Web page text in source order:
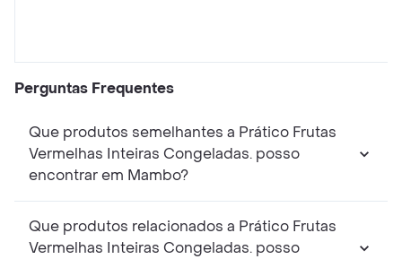
Perguntas Frequentes
Que produtos semelhantes a Prático Frutas
Vermelhas Inteiras Congeladas. posso
encontrar em Mambo?
Que produtos relacionados a Prático Frutas
Vermelhas Inteiras Congeladas. posso